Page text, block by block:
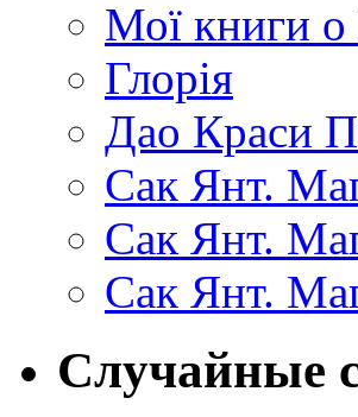
Мої книги
Глорія
Дао Краси
Сак Янт.
Сак Янт.
Сак Янт.
Случайные